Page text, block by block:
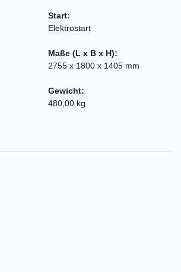
Start:
Elektrostart
Maße (L x B x H):
2755 x 1800 x 1405 mm
Gewicht:
480,00 kg